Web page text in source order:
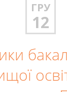
ГРУ
12